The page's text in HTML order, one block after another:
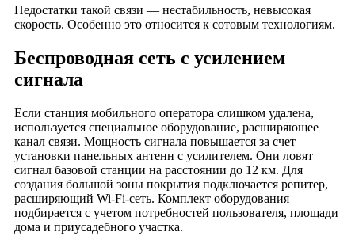
деревня Крисаново-Пятница
деревня Бутырки
деревня Вяжная
деревня Неручь
деревня Добрая
деревня Глазово
село Мусор
деревня Аннино
деревня Бряново
деревня Кошелево
Недостатки такой связи — нестабильность, невысокая
скорость. Особенно это относится к сотовым технологиям.
Беспроводная сеть с усилением
сигнала
Если станция мобильного оператора слишком удалена,
используется специальное оборудование, расширяющее
канал связи. Мощность сигнала повышается за счет
установки панельных антенн с усилителем. Они ловят
сигнал базовой станции на расстоянии до 12 км. Для
создания большой зоны покрытия подключается репитер,
расширяющий Wi-Fi-сеть. Комплект оборудования
подбирается с учетом потребностей пользователя, площади
дома и приусадебного участка.